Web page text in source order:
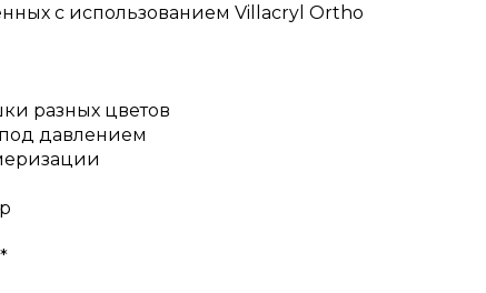
с использованием Villacryl Ortho
разных цветов
давлением